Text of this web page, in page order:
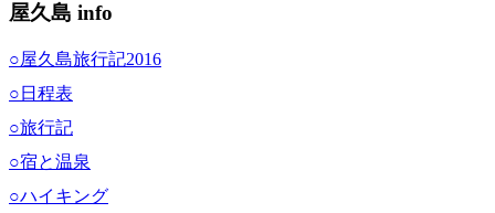
屋久島 info
○屋久島旅行記2016
○日程表
○旅行記
○宿と温泉
○ハイキング